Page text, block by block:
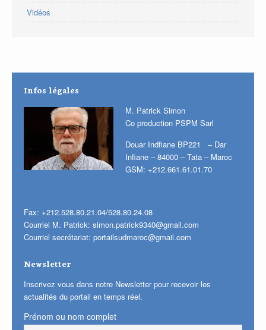
Vidéos
Infos légales
M. Patrick Simon
Co production PSPM Sarl
Douar Indfiane BP221 – Dar
Infiane – 84000 – Tata – Maroc
GSM: +212.661.61.01.70
Fax: +212.528.80.21.04/528.80.24.08
Courriel M. Patrick: simon.patrick9340@gmail.com
Courriel secrétariat: portailsudmaroc@gmail.com
Newsletter
Inscrivez vous dans notre Newsletter pour recevoir les
actualités du portail en temps réel.
Prénom ou nom complet